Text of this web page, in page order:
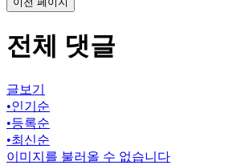
전체 댓글
글보기
•인기순
•등록순
•최신순
이미지를 불러올 수 없습니다